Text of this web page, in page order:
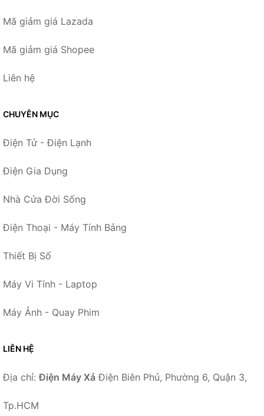
Mã giảm giá Lazada
Mã giảm giá Shopee
Liên hệ
CHUYÊN MỤC
Điện Tử - Điện Lạnh
Điện Gia Dụng
Nhà Cửa Đời Sống
Điện Thoại - Máy Tính Bảng
Thiết Bị Số
Máy Vi Tính - Laptop
Máy Ảnh - Quay Phim
LIÊN HỆ
Địa chỉ:Điện Máy Xả Điện Biên Phủ, Phường 6, Quận 3,
Tp.HCM